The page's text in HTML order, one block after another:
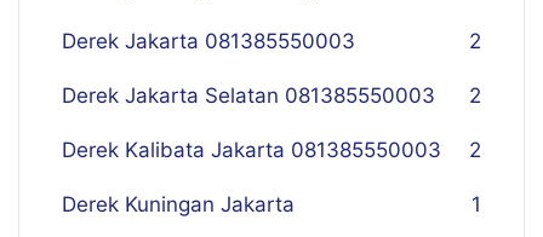
Derek Jakarta 081385550003 2
Derek Jakarta Selatan 081385550003 2
Derek Kalibata Jakarta 081385550003 2
Derek Kuningan Jakarta 1